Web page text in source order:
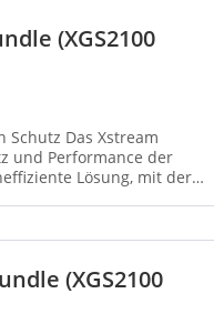
(XGS2100
Xstream
und Performance der
Lösung, mit der
(XGS2100